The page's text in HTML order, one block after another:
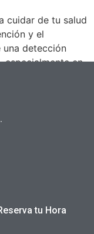
cuidar de tu salud
y el
una detección
especialmente en
en las
las
tu Hora